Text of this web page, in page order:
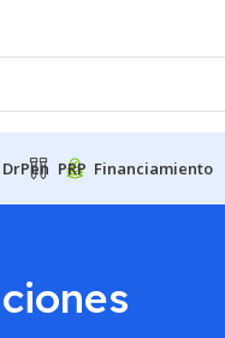
DrPen PRP Financiamiento